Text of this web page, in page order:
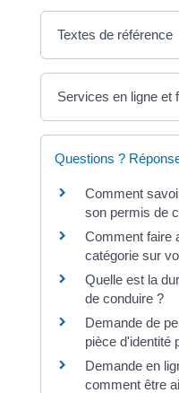
Textes de référence
Services en ligne et
Questions ?
Comment
son permis de
Comment faire
catégorie sur
Quelle est la
de conduire ?
Demande de
pièce d'identité
Demande en
comment être